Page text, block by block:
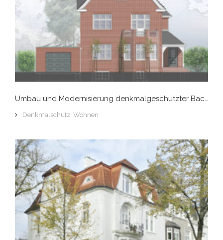
Umbau und Modernisierung denkmalgeschützter Backsteinvilla, Hamburg-Groß Flottbek
Denkmalschutz Wohnen